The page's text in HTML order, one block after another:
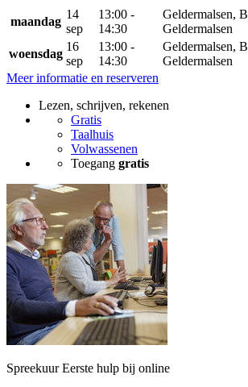
maandag
14
sep
13:00 -
14:30
Geldermalsen,
Geldermalsen
woensdag
16
sep
13:00 -
14:30
Geldermalsen,
Geldermalsen
Meer informatie en reserveren
Lezen, schrijven, rekenen
Gratis
Taalhuis
Volwassenen
Toegang gratis
Spreekuur Eerste hulp bij online